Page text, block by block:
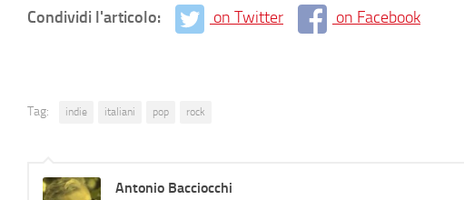
Condividi l'articolo: on Twitter on Facebook
Tag: indie italiani pop rock
Antonio Bacciocchi